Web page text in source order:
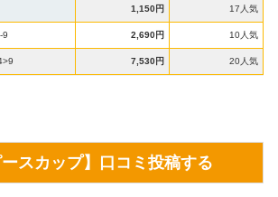
1,150円 17人気
9 2,690円 10人気
7,530円 20人気
スカップ】口コミ投稿する